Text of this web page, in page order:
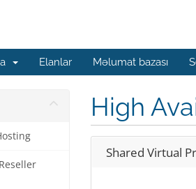
Elanlar Məlumat bazası
High
Shared Virtual